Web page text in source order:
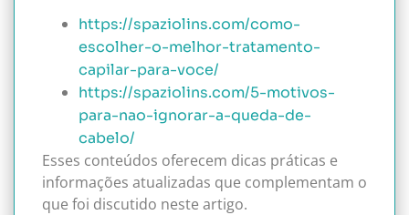
https://spaziolins.com/como-
escolher-o-melhor-tratamento-
capilar-para-voce/
https://spaziolins.com/5-motivos-
para-nao-ignorar-a-queda-de-
cabelo/
Esses conteúdos oferecem dicas práticas e
informações atualizadas que complementam o
que foi discutido neste artigo.